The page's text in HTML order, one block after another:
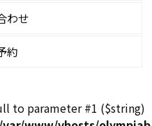
わせ
約
to parameter #1 ($string)